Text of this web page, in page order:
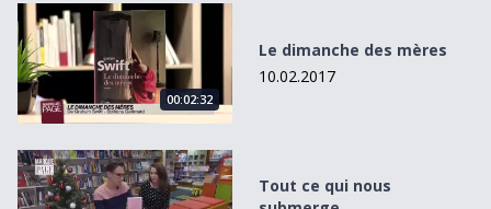
Le dimanche des mères
00:02:32
Le dimanche des mères
10.02.2017
Tout ce qui nous submerge
Tout ce qui nous